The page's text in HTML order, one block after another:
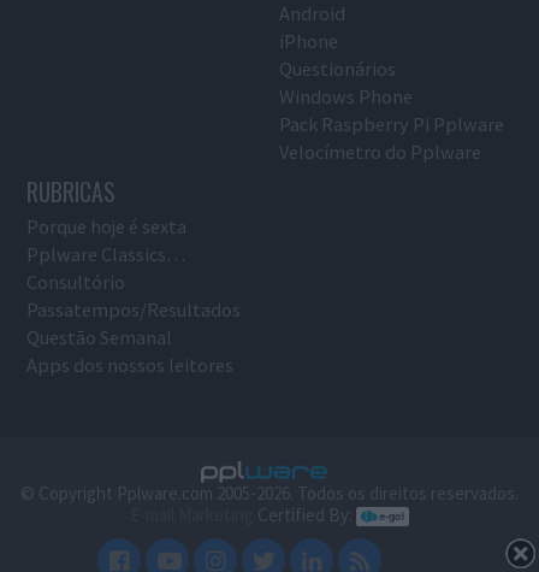
Android
iPhone
Questionários
Windows Phone
Pack Raspberry Pi Pplware
Velocímetro do Pplware
RUBRICAS
Porque hoje é sexta
Pplware Classics…
Consultório
Passatempos/Resultados
Questão Semanal
Apps dos nossos leitores
© Copyright Pplware.com 2005-2026. Todos os direitos reservados.
Certified By: